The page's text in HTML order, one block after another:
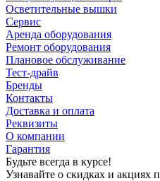
Осветительные вышки
Сервис
Аренда оборудования
Ремонт оборудования
Плановое обслуживание
Тест-драйв
Бренды
Контакты
Доставка и оплата
Реквизиты
О компании
Гарантия
Будьте всегда в курсе!
Узнавайте о скидках и акциях